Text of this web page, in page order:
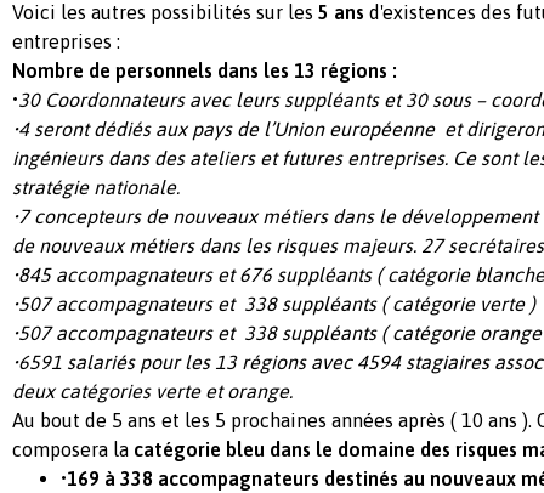
Voici les autres possibilités sur les 5 ans d'existences des
entreprises :
Nombre de personnels dans les 13 régions :
•30 Coordonnateurs avec leurs suppléants et 30 sous –
•4 seront dédiés aux pays de l’Union européenne et
ingénieurs dans des ateliers et futures entreprises. Ce sont
stratégie nationale.
•7 concepteurs de nouveaux métiers dans le
de nouveaux métiers dans les risques majeurs. 27
•845 accompagnateurs et 676 suppléants ( catégorie
•507 accompagnateurs et 338 suppléants ( catégorie verte )
•507 accompagnateurs et 338 suppléants ( catégorie
•6591 salariés pour les 13 régions avec 4594 stagiaires
deux catégories verte et orange.
Au bout de 5 ans et les 5 prochaines années après ( 10 ans
composera la catégorie bleu dans le domaine des risques
•169 à 338 accompagnateurs destinés au nouveaux